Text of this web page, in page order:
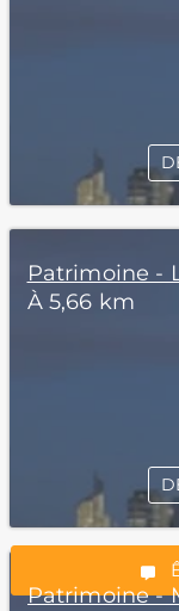
Patrimoine -
À 5,66 km
Patrimoine -